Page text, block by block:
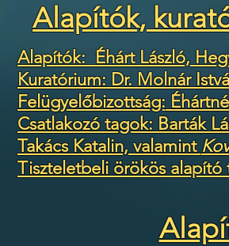
Alapítók,
Alapítók: Éhárt László,
Kuratórium: Dr. Molnár
Felügyelőbizottság:
Csatlakozó tagok: Barták
Takács Katalin, valamint
Tiszteletbeli örökös alapító